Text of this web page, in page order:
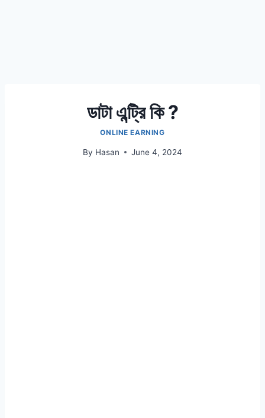
ডাটা এন্ট্রি কি ?
ONLINE EARNING
By Hasan June 4, 2024